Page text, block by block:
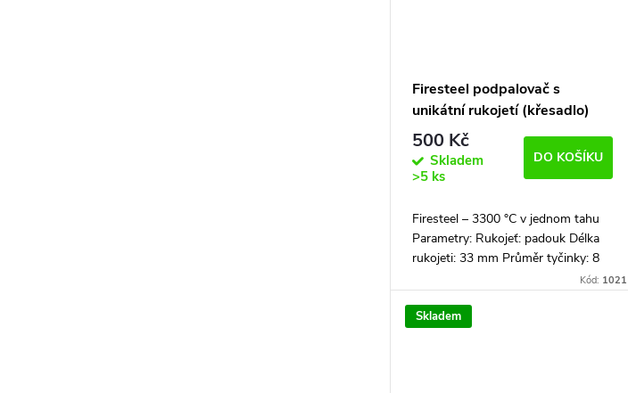
Firesteel podpalovač s
unikátní rukojetí (křesadlo)
500 Kč
Skladem
>5 ks
DO KOŠÍKU
Firesteel – 3300 °C v jednom tahu
Parametry: Rukojeť: padouk Délka
rukojeti: 33 mm Průměr tyčinky: 8
Kód: 1021
Skladem